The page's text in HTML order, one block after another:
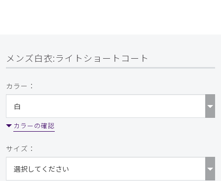
メンズ白衣:ライトショートコート
カラー：
カラーの確認
サイズ：